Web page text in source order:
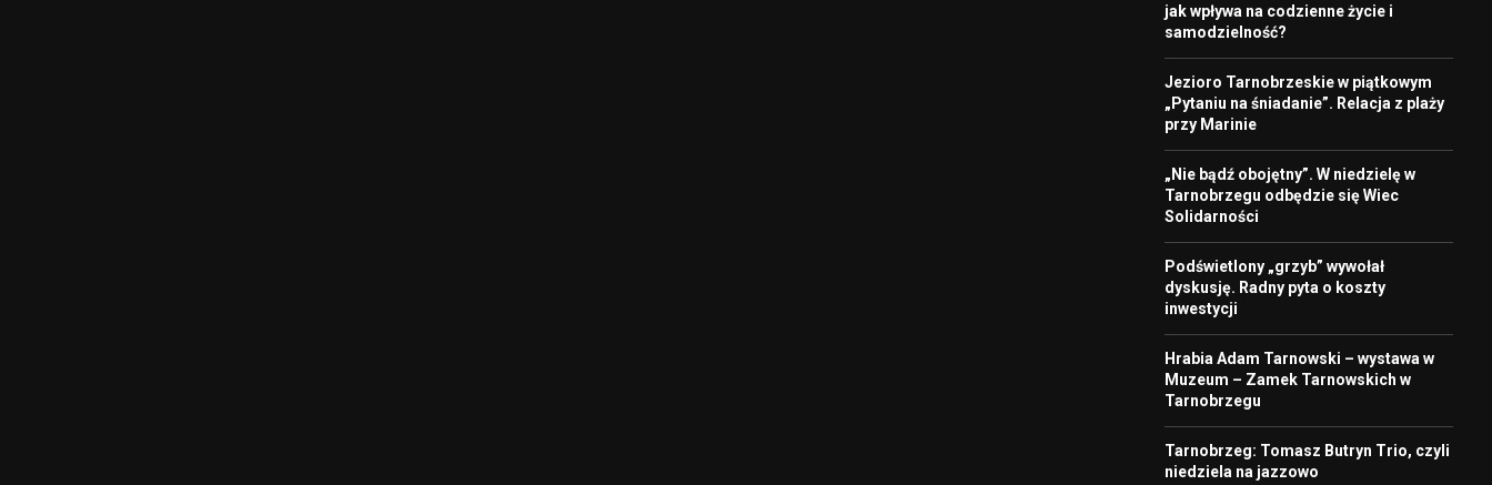
jak wpływa na codzienne życie i
samodzielność?
Jezioro Tarnobrzeskie w piątkowym
„Pytaniu na śniadanie”. Relacja z plaży
przy Marinie
„Nie bądź obojętny”. W niedzielę w
Tarnobrzegu odbędzie się Wiec
Solidarności
Podświetlony „grzyb” wywołał
dyskusję. Radny pyta o koszty
inwestycji
Hrabia Adam Tarnowski – wystawa w
Muzeum – Zamek Tarnowskich w
Tarnobrzegu
Tarnobrzeg: Tomasz Butryn Trio, czyli
niedziela na jazzowo